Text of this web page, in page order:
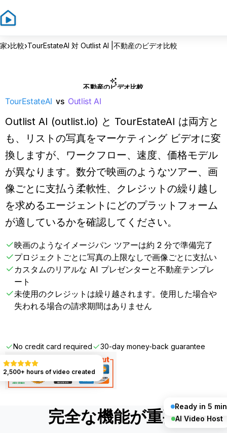
家›比較›TourEstateAI 対 Outlist AI |不動産のビデオ比較
不動産のビデオ比較
TourEstateAI vs Outlist AI
Outlist AI (outlist.io) と TourEstateAI は両方と
も、リストの写真をマーケティング ビデオに変
換しますが、ワークフロー、速度、価格モデル
が異なります。数分で映画のようなツアー、画
像ごとに支払う柔軟性、クレジットの繰り越し
を求めるエージェントにどのプラットフォーム
が適しているかを確認してください。
映画のようなイメージパン ツアーは約 2 分で準備完了
プロジェクトごとに写真の上限なしで画像ごとに支払い
カスタムのリアルな AI プレゼンターと不動産テンプレ
ート
未使用のクレジットは繰り越されます。使用した場合や
失われる場合の請求期間はありません
No credit card required 30-day money-back guarantee
AI Video Host
Ready in 5 min
2,500+ hours of video created
完全な機能が重要